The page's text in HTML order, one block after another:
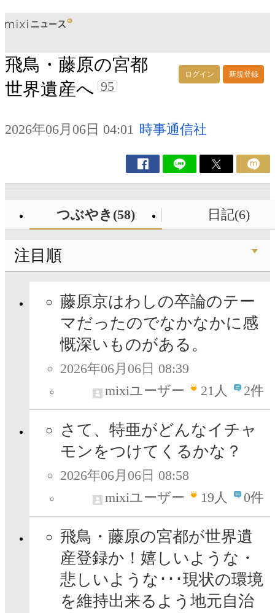
ログイン 新規登録
飛鳥・藤原の宮都
世界遺産へ 95
2026年06月06日 04:01 時事通信社
つぶやき(58) 日記(6)
注目順
藤原京はわしの卒論のテー
マだったのでなかなかに感
慨深いものがある。
2026年06月06日 08:39
mixiユーザー
21人 2件
さて、特亜がどんなイチャ
モンをつけてくるかな？
2026年06月06日 08:58
mixiユーザー
19人 0件
飛鳥・藤原の宮都が世界遺
産登録か！嬉しいような・
悲しいような･･･現状の環境
を維持出来るよう地元自治